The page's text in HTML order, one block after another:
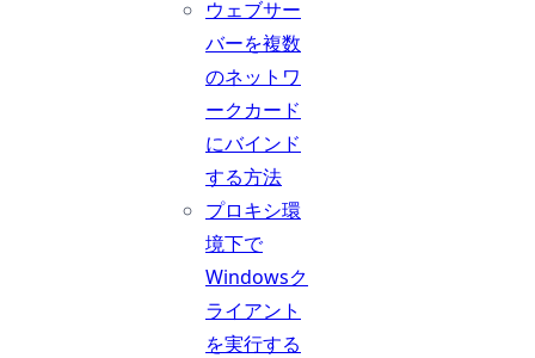
ウェブサー
バーを複数
のネットワ
ークカード
にバインド
する方法
プロキシ環
境下で
Windowsク
ライアント
を実行する